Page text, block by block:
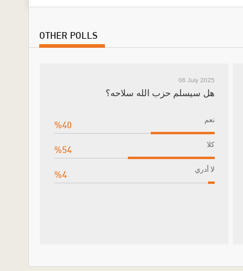
OTHER POLLS
06 July 2025
هل سيسلم حزب الله سلاحه؟
نعم %40
كلا %54
لا أدري %4